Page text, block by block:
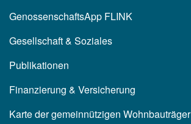
GenossenschaftsApp FLINK
Gesellschaft & Soziales
Publikationen
Finanzierung & Versicherung
Karte der gemeinnützigen Wohnbauträger